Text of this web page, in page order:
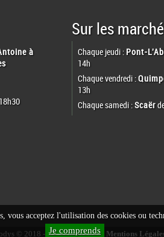
vous acceptez l'utilisation des cookies ou
Je comprends
à
Sur les
Chaque jeudi : Pont-
14h
Chaque vendredi :
13h
Chaque samedi :Scaër
© 2018 - www.eodys.fr :-:-: Mentions